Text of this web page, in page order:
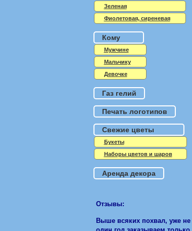
Зеленая
Фиолетовая, сиреневая
Кому
Мужчине
Мальчику
Девочке
Газ гелий
Печать логотипов
Свежие цветы
Букеты
Наборы цветов и шаров
Аренда декора
Отзывы:
Выше всяких похвал, уже не